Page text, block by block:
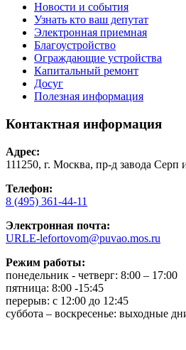
Новости и события
Узнать кто ваш депутат
Электронная приемная
Благоустройство
Ограждающие устройства
Капитальный ремонт
Досуг
Полезная информация
Контактная информация
Адрес:
111250, г. Москва, пр-д завода Серп
Телефон:
8 (495) 361-44-11
Электронная почта:
URLE-lefortovom@puvao.mos.ru
Режим работы:
понедельник - четверг: 8:00 – 17:00
пятница: 8:00 -15:45
перерыв: с 12:00 до 12:45
суббота – воскресенье: выходные